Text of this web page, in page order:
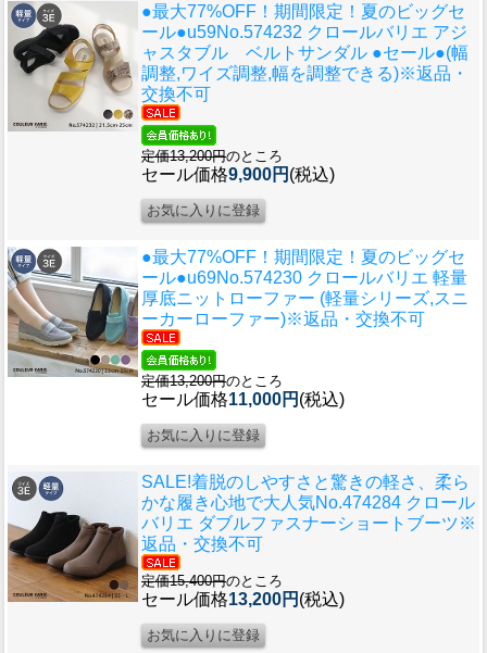
●最大77%OFF！期間限定！夏のビッグセ
ール●u59No.574232 クロールバリエ アジ
ャスタブル ベルトサンダル ●セール●(幅
調整,ワイズ調整,幅を調整できる)※返品・
交換不可
定価13,200円のところ
セール価格9,900円 (税込)
●最大77%OFF！期間限定！夏のビッグセ
ール●u69No.574230 クロールバリエ 軽量
厚底ニットローファー (軽量シリーズ,スニ
ーカーローファー)※返品・交換不可
定価13,200円のところ
セール価格11,000円 (税込)
SALE!着脱のしやすさと驚きの軽さ、柔ら
かな履き心地で大人気No.474284 クロール
バリエ ダブルファスナーショートブーツ※
返品・交換不可
定価15,400円のところ
セール価格13,200円 (税込)